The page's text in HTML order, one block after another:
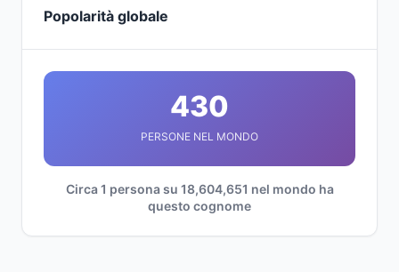
Popolarità globale
430
PERSONE NEL MONDO
Circa 1 persona su 18,604,651 nel mondo ha
questo cognome